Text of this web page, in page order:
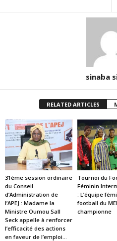
sinaba
RELATED ARTICLES
31ème session ordinaire
du Conseil
d’Administration de
l’APEJ : Madame la
Ministre Oumou Sall
Seck appelle à renforcer
l’efficacité des actions
en faveur de l’emploi...
Tournoi du
Féminin
: L’équipe
football du
championne